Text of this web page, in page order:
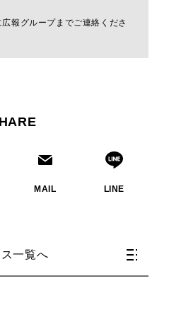
報グループまでご連絡くださ
MAIL LINE
一覧へ